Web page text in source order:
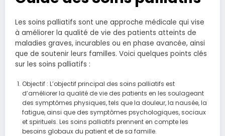
Les soins palliatifs sont une approche médicale qui vise
à améliorer la qualité de vie des patients atteints de
maladies graves, incurables ou en phase avancée, ainsi
que de soutenir leurs familles. Voici quelques points clés
sur les soins palliatifs :
Objectif : L’objectif principal des soins palliatifs est
d’améliorer la qualité de vie des patients en les soulageant
des symptômes physiques, tels que la douleur, la nausée, la
fatigue, ainsi que des symptômes psychologiques, sociaux
et spirituels. Les soins palliatifs prennent en compte les
besoins globaux du patient et de sa famille.